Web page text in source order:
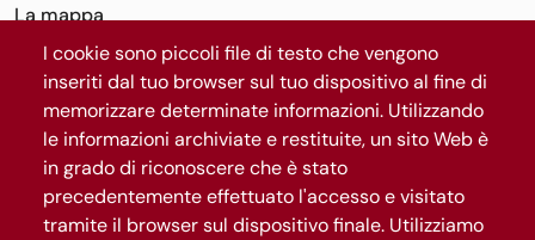
La mappa
Il progetto
News
Segui Roma Capitale
Iscriviti al canale WhatsApp
I cookie sono piccoli file di testo che vengono
inseriti dal tuo browser sul tuo dispositivo al fine di
memorizzare determinate informazioni. Utilizzando
le informazioni archiviate e restituite, un sito Web è
in grado di riconoscere che è stato
precedentemente effettuato l'accesso e visitato
tramite il browser sul dispositivo finale. Utilizziamo